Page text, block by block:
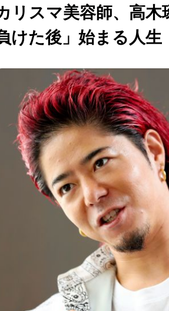
リスマ美容師、高
けた後」始まる人生